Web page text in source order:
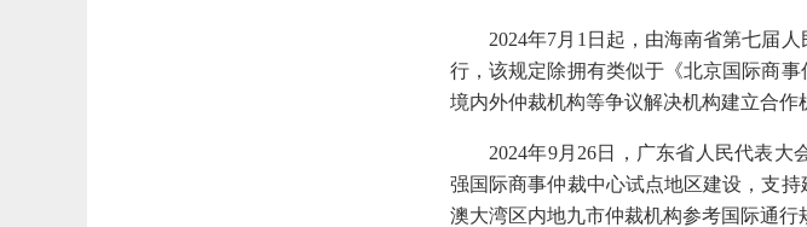
2024年7月1日起，由海南省第七届
行，该规定除拥有类似于《北京国际商
境内外仲裁机构等争议解决机构建立合作
2024年9月26日，广东省人民代表
强国际商事仲裁中心试点地区建设，支
澳大湾区内地九市仲裁机构参考国际通行